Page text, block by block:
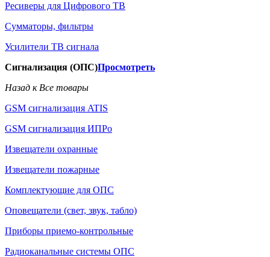
Ресиверы для Цифрового ТВ
Сумматоры, фильтры
Усилители ТВ сигнала
Сигнализация (ОПС)Просмотреть
Назад к Все товары
GSM сигнализация ATIS
GSM сигнализация ИПРо
Извещатели охранные
Извещатели пожарные
Комплектующие для ОПС
Оповещатели (свет, звук, табло)
Приборы приемо-контрольные
Радиоканальные системы ОПС